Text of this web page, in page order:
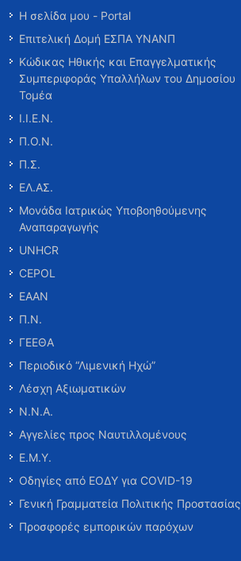
Η σελίδα μου - Portal
Επιτελική Δομή ΕΣΠΑ ΥΝΑΝΠ
Κώδικας Ηθικής και Επαγγελματικής
Συμπεριφοράς Υπαλλήλων του Δημοσίου
Τομέα
Ι.Ι.Ε.Ν.
Π.Ο.Ν.
Π.Σ.
ΕΛ.ΑΣ.
Μονάδα Ιατρικώς Υποβοηθούμενης
Αναπαραγωγής
UNHCR
CEPOL
ΕΑΑΝ
Π.Ν.
ΓΕΕΘΑ
Περιοδικό “Λιμενική Ηχώ”
Λέσχη Αξιωματικών
Ν.Ν.Α.
Αγγελίες προς Ναυτιλλομένους
Ε.Μ.Υ.
Οδηγίες από ΕΟΔΥ για COVID-19
Γενική Γραμματεία Πολιτικής Προστασίας
Προσφορές εμπορικών παρόχων